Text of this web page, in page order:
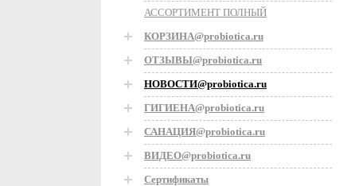
АССОРТИМЕНТ ПОЛНЫЙ
КОРЗИНА@probiotica.ru
ОТЗЫВЫ@probiotica.ru
НОВОСТИ@probiotica.ru
ГИГИЕНА@probiotica.ru
САНАЦИЯ@probiotica.ru
ВИДЕО@probiotica.ru
Сертификаты